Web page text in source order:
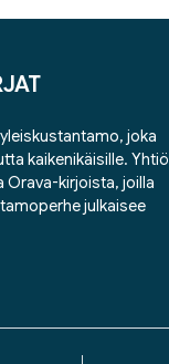
joka
kaikenikäisille. Yhtiö
Orava-kirjoista, joilla
julkaisee